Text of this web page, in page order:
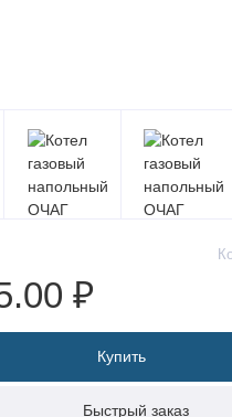
₽
Купить
Быстрый заказ